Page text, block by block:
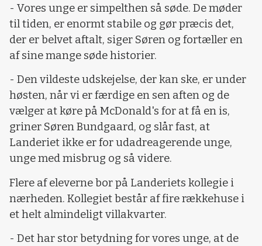
- Vores unge er simpelthen så søde. De møder
til tiden, er enormt stabile og gør præcis det,
der er belvet aftalt, siger Søren og fortæller en
af sine mange søde historier.
- Den vildeste udskejelse, der kan ske, er under
høsten, når vi er færdige en sen aften og de
vælger at køre på McDonald's for at få en is,
griner Søren Bundgaard, og slår fast, at
Landeriet ikke er for udadreagerende unge,
unge med misbrug og så videre.
Flere af eleverne bor på Landeriets kollegie i
nærheden. Kollegiet består af fire rækkehuse i
et helt almindeligt villakvarter.
- Det har stor betydning for vores unge, at de